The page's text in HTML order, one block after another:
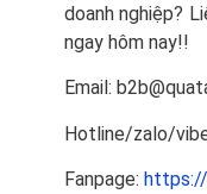
doanh nghiệp?
ngay hôm nay!!
Email:
Hotline/zalo/
Fanpage: https://